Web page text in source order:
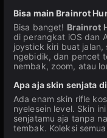
Bisa main Brainrot
Bisa banget! Brainrot
di perangkat iOS dan
joystick kiri buat jalan,
ngebidik, dan pencet
nembak, zoom, atau
Apa aja skin senjata
Ada enam skin rifle
nyelesein level. Skin
senjatamu aja tanpa
tembak. Koleksi